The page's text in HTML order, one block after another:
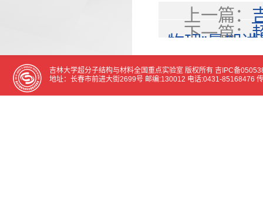
上一篇：
物理”暑期
下一篇：
第十二届超
吉林大学超分子结构与材料全国重点实验室 版权所有 吉IPC备
地址：长春市前进大街2699号 邮编:130012 电话:0431-85168476